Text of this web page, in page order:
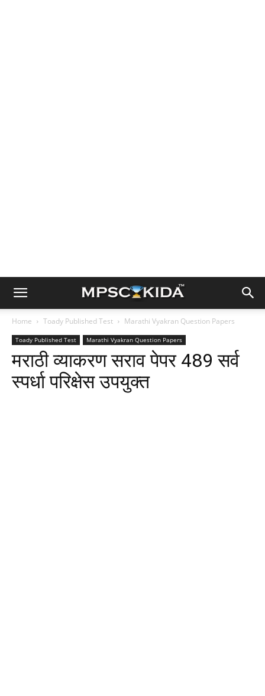
Home Toady Published Test Marathi Vyakran Question Papers
Toady Published Test Marathi Vyakran Question Papers
मराठी व्याकरण सराव पेपर 489 सर्व
स्पर्धा परिक्षेस उपयुक्त